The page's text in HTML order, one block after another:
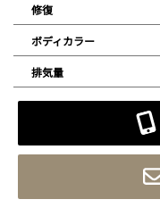
修復
ボディカラー
排気量